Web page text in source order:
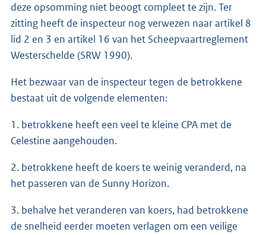
deze opsomming niet beoogt compleet te zijn. Ter
zitting heeft de inspecteur nog verwezen naar artikel 8
lid 2 en 3 en artikel 16 van het Scheepvaartreglement
Westerschelde (SRW 1990).
Het bezwaar van de inspecteur tegen de betrokkene
bestaat uit de volgende elementen:
1. betrokkene heeft een veel te kleine CPA met de
Celestine aangehouden.
2. betrokkene heeft de koers te weinig veranderd, na
het passeren van de Sunny Horizon.
3. behalve het veranderen van koers, had betrokkene
de snelheid eerder moeten verlagen om een veilige